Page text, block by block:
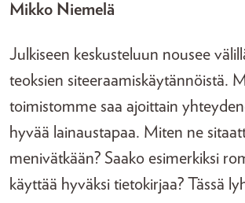
Mikko Niemelä
Julkiseen keskusteluun nousee
teoksien siteeraamiskäytännöistä.
toimistomme saa ajoittain
hyvää lainaustapaa. Miten ne
menivätkään? Saako esimerkiksi
käyttää hyväksi tietokirjaa? Tässä